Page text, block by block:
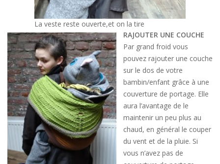
La veste reste ouverte,et on la tire
RAJOUTER UNE COUCHE
Par grand froid vous
pouvez rajouter une couche
sur le dos de votre
bambin/enfant grâce à une
couverture de portage. Elle
aura l’avantage de le
maintenir un peu plus au
chaud, en général le couper
du vent et de la pluie. Si
vous n’avez pas de